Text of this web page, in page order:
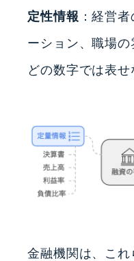
定性情報 ：経営
ーション、職場
どの数字では表せ
金融機関は、こ